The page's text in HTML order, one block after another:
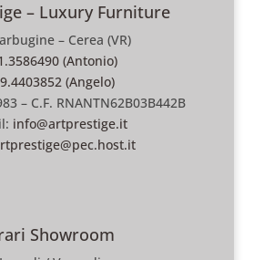
– Luxury Furniture
– Cerea (VR)
(Antonio)
(Angelo)
– C.F. RNANTN62B03B442B
info@artprestige.it
Showroom